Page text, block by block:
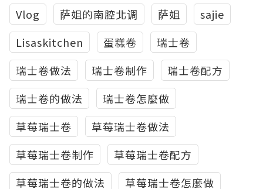
Vlog 萨姐的南腔北调 萨姐
sajie
Lisaskitchen
蛋糕卷
瑞士卷
瑞士卷做法
瑞士卷制作
瑞士卷配方
瑞士卷的做法
瑞士卷怎麼做
草莓瑞士卷
草莓瑞士卷做法
草莓瑞士卷制作
草莓瑞士卷配方
草莓瑞士卷的做法
草莓瑞士卷怎麼做